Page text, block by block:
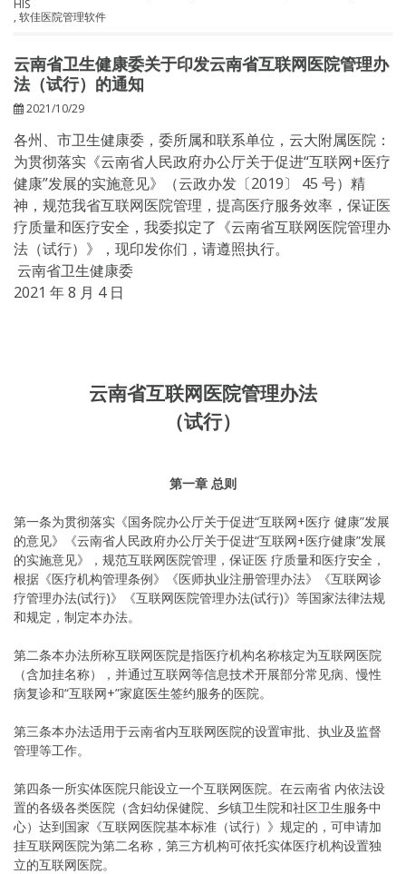
HIS
, 软佳医院管理软件
云南省卫生健康委关于印发云南省互联网医院管理办
法（试行）的通知
2021/10/29
各州、市卫生健康委，委所属和联系单位，云大附属医院：
为贯彻落实《云南省人民政府办公厅关于促进“互联网+医疗
健康”发展的实施意见》（云政办发〔2019〕 45 号）精
神，规范我省互联网医院管理，提高医疗服务效率，保证医
疗质量和医疗安全，我委拟定了《云南省互联网医院管理办
法（试行）》，现印发你们，请遵照执行。
云南省卫生健康委
2021 年 8 月 4 日
云南省互联网医院管理办法
（试行）
第一章 总则
第一条为贯彻落实《国务院办公厅关于促进“互联网+医疗 健康”发展
的意见》《云南省人民政府办公厅关于促进“互联网+医疗健康”发展
的实施意见》，规范互联网医院管理，保证医 疗质量和医疗安全，
根据《医疗机构管理条例》《医师执业注册管理办法》《互联网诊
疗管理办法(试行)》《互联网医院管理办法(试行)》等国家法律法规
和规定，制定本办法。
第二条本办法所称互联网医院是指医疗机构名称核定为互联网医院
（含加挂名称），并通过互联网等信息技术开展部分常见病、慢性
病复诊和“互联网+”家庭医生签约服务的医院。
第三条本办法适用于云南省内互联网医院的设置审批、执业及监督
管理等工作。
第四条一所实体医院只能设立一个互联网医院。在云南省 内依法设
置的各级各类医院（含妇幼保健院、乡镇卫生院和社区卫生服务中
心）达到国家《互联网医院基本标准（试行）》规定的，可申请加
挂互联网医院为第二名称，第三方机构可依托实体医疗机构设置独
立的互联网医院。